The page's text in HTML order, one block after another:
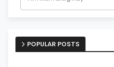
POPULAR POSTS